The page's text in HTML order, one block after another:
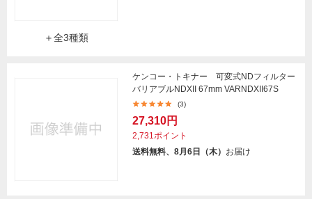
＋全3種類
ケンコー・トキナー 可変式NDフィルター
バリアブルNDXII 67mm VARNDXII67S
(3)
27,310円
2,731ポイント
送料無料、8月6日（木） お届け